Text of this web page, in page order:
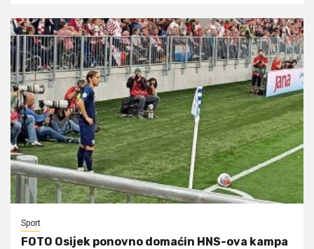
Sport
FOTO Osijek ponovno domaćin HNS-ova kampa